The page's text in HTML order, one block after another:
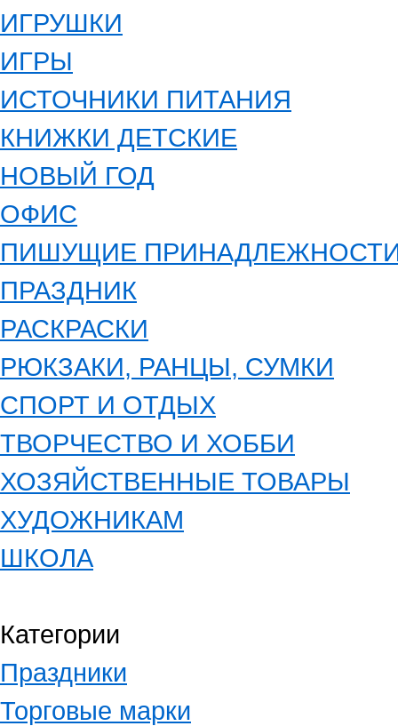
ИГРУШКИ
ИГРЫ
ИСТОЧНИКИ ПИТАНИЯ
КНИЖКИ ДЕТСКИЕ
НОВЫЙ ГОД
ОФИС
ПИШУЩИЕ
ПРАЗДНИК
РАСКРАСКИ
РЮКЗАКИ, РАНЦЫ, СУМКИ
СПОРТ И ОТДЫХ
ТВОРЧЕСТВО И ХОББИ
ХОЗЯЙСТВЕННЫЕ ТОВАРЫ
ХУДОЖНИКАМ
ШКОЛА
Категории
Праздники
Торговые марки